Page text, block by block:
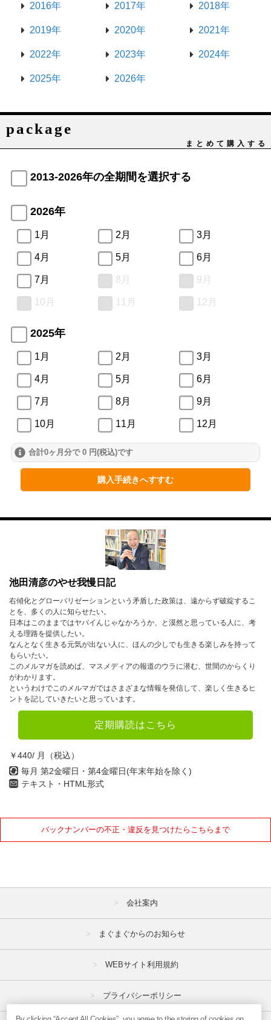
2016年 2017年 2018年
2019年 2020年 2021年
2022年 2023年 2024年
2025年 2026年
池田清彦のやせ我慢日記
右傾化とグローバリゼーションという矛盾した政策は、遠からず破綻するこ
とを、多くの人に知らせたい。
日本はこのままではヤバイんじゃなかろうか、と漠然と思っている人に、考
える理路を提供したい。
なんとなく生きる元気が出ない人に、ほんの少しでも生きる楽しみを持って
もらいたい。
このメルマガを読めば、マスメディアの報道のウラに潜む、世間のからくり
がわかります。
というわけでこのメルマガではさまざまな情報を発信して、楽しく生きるヒ
ントを記していきたいと思っています。
定期購読はこちら
￥440/ 月（税込）
毎月 第2金曜日・第4金曜日(年末年始を除く)
テキスト・HTML形式
バックナンバーの不正・違反を見つけたらこちらまで
package
まとめて購入する
2013-2026年の全期間を選択する
2026年
1月 2月 3月
4月 5月 6月
7月 8月 9月
10月 11月 12月
2025年
1月 2月 3月
4月 5月 6月
7月 8月 9月
10月 11月 12月
2024年
2月
7月 8月 9月
11月
2023年
1月 2月 3月
4月 5月 6月
7月 8月 9月
10月 11月 12月
2022年
2月
7月 8月
10月
2021年
1月 2月 3月
7月 8月 9月
2月
合計0ヶ月分で 0 円(税込)です
購入手続きへすすむ
会社案内
まぐまぐからのお知らせ
WEBサイト利用規約
プライバシーポリシー